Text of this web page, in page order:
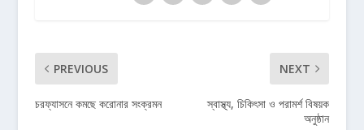
PREVIOUS
চরফ্যাসনে কমছে করোনার সংক্রমন
NEXT
স্বাস্থ্য, চিকিৎসা ও পরামর্শ বিষয়ক
অনুষ্ঠান